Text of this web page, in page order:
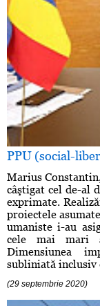
PPU (social-
Marius
câştigat cel de-al
exprimate.
proiectele
umaniste i-au
cele mai mari
Dimensiunea
subliniată inclusiv
(29 septembrie 2020)